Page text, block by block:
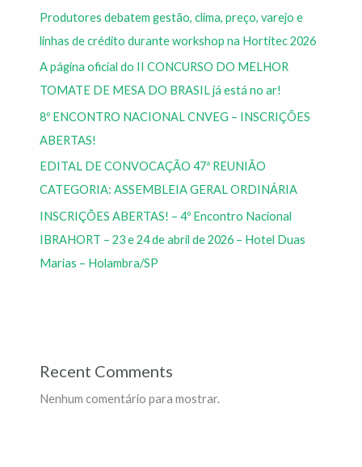
Produtores debatem gestão, clima, preço, varejo e
linhas de crédito durante workshop na Hortitec 2026
A página oficial do II CONCURSO DO MELHOR
TOMATE DE MESA DO BRASIL já está no ar!
8º ENCONTRO NACIONAL CNVEG – INSCRIÇÕES
ABERTAS!
EDITAL DE CONVOCAÇÃO 47ª REUNIÃO
CATEGORIA: ASSEMBLEIA GERAL ORDINÁRIA
INSCRIÇÕES ABERTAS! – 4º Encontro Nacional
IBRAHORT – 23 e 24 de abril de 2026 – Hotel Duas
Marias – Holambra/SP
Recent Comments
Nenhum comentário para mostrar.